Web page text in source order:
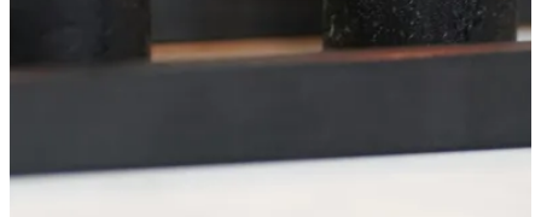
Kontakta oss för mer information!